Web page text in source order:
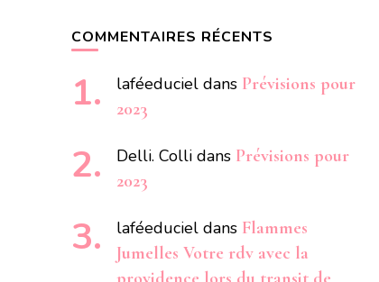
COMMENTAIRES RÉCENTS
laféeduciel dans Prévisions pour
2023
Delli. Colli dans Prévisions pour
2023
laféeduciel dans Flammes
Jumelles Votre rdv avec la